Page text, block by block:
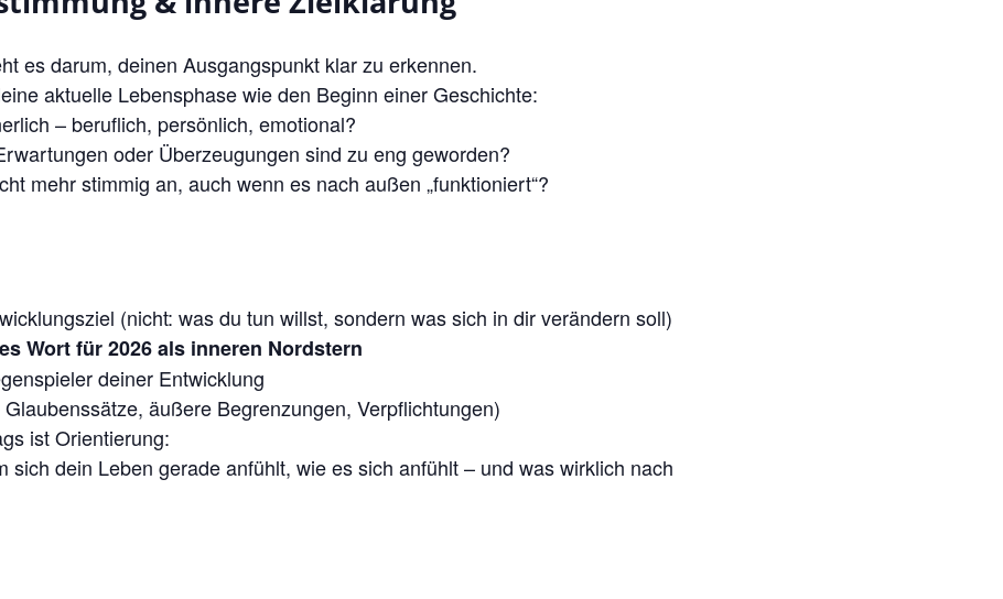
es darum, deinen Ausgangspunkt klar zu erkennen.
aktuelle Lebensphase wie den Beginn einer Geschichte:
– beruflich, persönlich, emotional?
oder Überzeugungen sind zu eng geworden?
mehr stimmig an, auch wenn es nach außen „funktioniert“?
(nicht: was du tun willst, sondern was sich in dir verändern soll)
Wort für 2026 als inneren Nordstern
deiner Entwicklung
äußere Begrenzungen, Verpflichtungen)
ist Orientierung:
sich dein Leben gerade anfühlt, wie es sich anfühlt – und was wirklich nach